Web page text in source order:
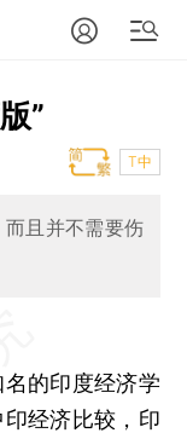
”
T中
且并不需要伤
的印度经济学
经济比较，印